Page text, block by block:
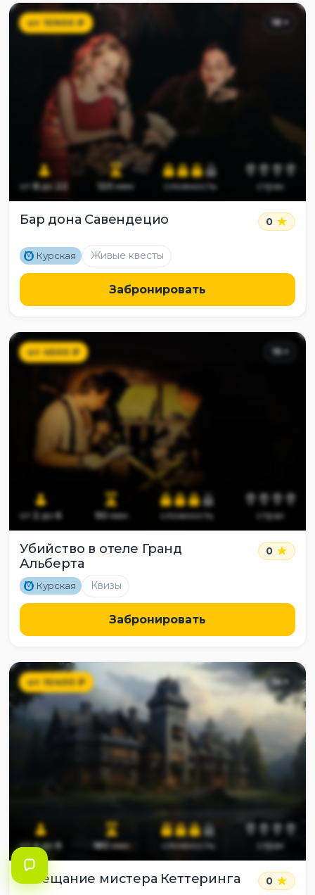
от 10900₽ 18+
от8до22 120мин сложность страх
Бар дона Савендецио 0
M Курская Живые квесты
Забронировать
от4500₽ 16+
от 2до6 90мин сложность страх
Убийство в отеле Гранд
Альберта
0
M Курская Квизы
Забронировать
от 10400₽ 14+
от4до6 180мин сложность страх
Завещание мистера Кеттеринга 0